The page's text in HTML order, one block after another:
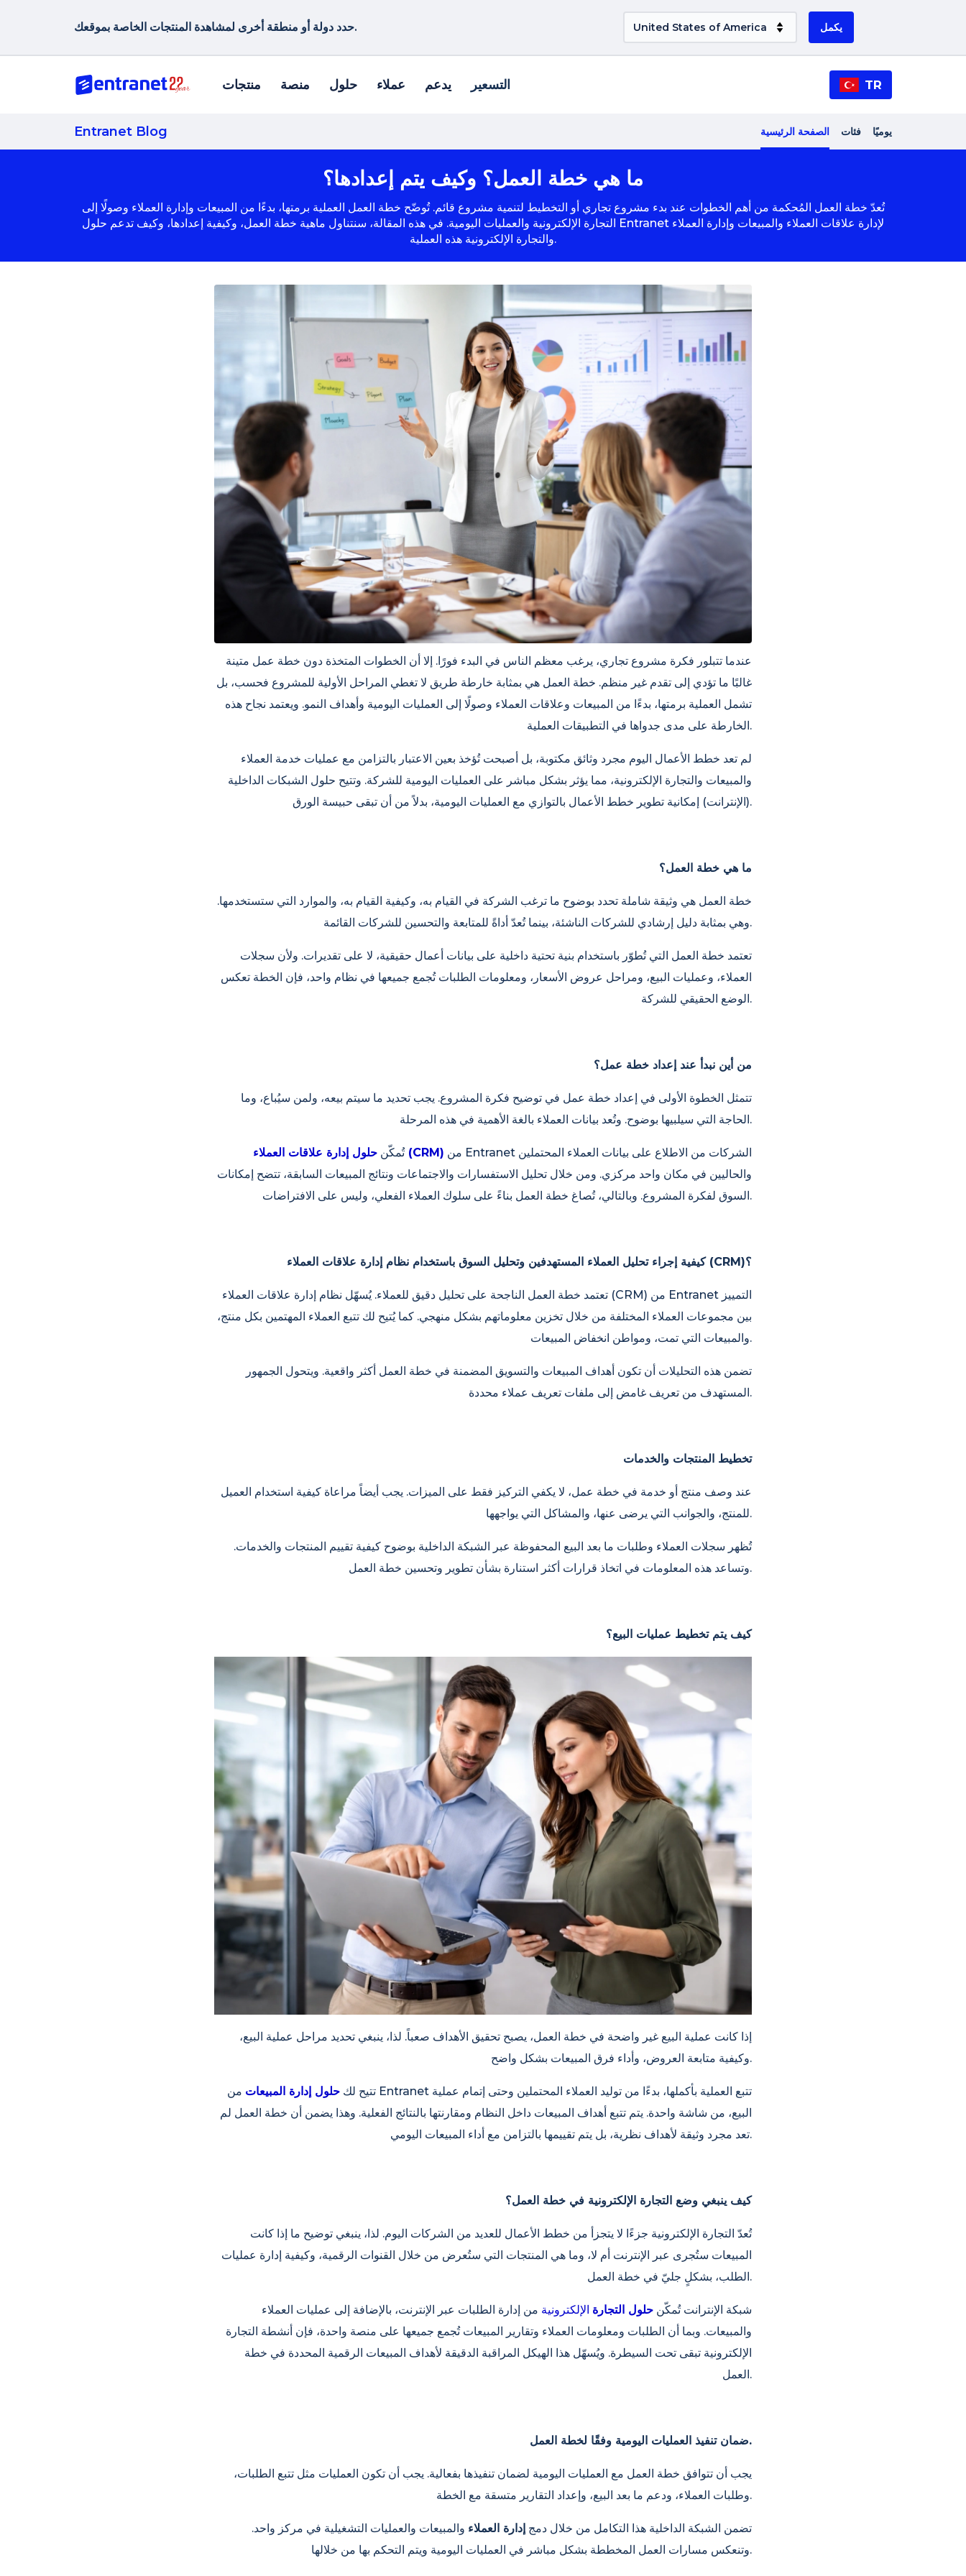
حدد دولة أو منطقة أخرى لمشاهدة المنتجات الخاصة بموقعك. يكمل
منتجات منصة حلول عملاء يدعم التسعير TR
Entranet Blog الصفحة الرئيسية فئات يوميًا
ما هي خطة العمل؟ وكيف يتم إعدادها؟
تُعدّ خطة العمل المُحكمة من أهم الخطوات عند بدء مشروع تجاري أو التخطيط لتنمية مشروع قائم. تُوضّح خطة العمل العملية برمتها، بدءًا من المبيعات وإدارة العملاء وصولًا إلى
التجارة الإلكترونية والعمليات اليومية. في هذه المقالة، سنتناول ماهية خطة العمل، وكيفية إعدادها، وكيف تدعم حلول Entranet لإدارة علاقات العملاء والمبيعات وإدارة العملاء
والتجارة الإلكترونية هذه العملية.
عندما تتبلور فكرة مشروع تجاري، يرغب معظم الناس في البدء فورًا. إلا أن الخطوات المتخذة دون خطة عمل متينة
غالبًا ما تؤدي إلى تقدم غير منظم. خطة العمل هي بمثابة خارطة طريق لا تغطي المراحل الأولية للمشروع فحسب، بل
تشمل العملية برمتها، بدءًا من المبيعات وعلاقات العملاء وصولًا إلى العمليات اليومية وأهداف النمو. ويعتمد نجاح هذه
الخارطة على مدى جدواها في التطبيقات العملية.
لم تعد خطط الأعمال اليوم مجرد وثائق مكتوبة، بل أصبحت تُؤخذ بعين الاعتبار بالتزامن مع عمليات خدمة العملاء
والمبيعات والتجارة الإلكترونية، مما يؤثر بشكل مباشر على العمليات اليومية للشركة. وتتيح حلول الشبكات الداخلية
(الإنترانت) إمكانية تطوير خطط الأعمال بالتوازي مع العمليات اليومية، بدلاً من أن تبقى حبيسة الورق.
ما هي خطة العمل؟
خطة العمل هي وثيقة شاملة تحدد بوضوح ما ترغب الشركة في القيام به، وكيفية القيام به، والموارد التي ستستخدمها.
وهي بمثابة دليل إرشادي للشركات الناشئة، بينما تُعدّ أداةً للمتابعة والتحسين للشركات القائمة.
تعتمد خطة العمل التي تُطوّر باستخدام بنية تحتية داخلية على بيانات أعمال حقيقية، لا على تقديرات. ولأن سجلات
العملاء، وعمليات البيع، ومراحل عروض الأسعار، ومعلومات الطلبات تُجمع جميعها في نظام واحد، فإن الخطة تعكس
الوضع الحقيقي للشركة.
من أين نبدأ عند إعداد خطة عمل؟
تتمثل الخطوة الأولى في إعداد خطة عمل في توضيح فكرة المشروع. يجب تحديد ما سيتم بيعه، ولمن سيُباع، وما
الحاجة التي سيلبيها بوضوح. وتُعد بيانات العملاء بالغة الأهمية في هذه المرحلة.
تُمكّنحلول إدارة علاقات العملاء (CRM)
والحاليين في مكان واحد مركزي. ومن خلال تحليل الاستفسارات والاجتماعات ونتائج المبيعات السابقة، تتضح إمكانات
السوق لفكرة المشروع. وبالتالي، تُصاغ خطة العمل بناءً على سلوك العملاء الفعلي، وليس على الافتراضات.
كيفية إجراء تحليل العملاء المستهدفين وتحليل السوق باستخدام نظام إدارة علاقات العملاء (CRM)؟
تعتمد خطة العمل الناجحة على تحليل دقيق للعملاء. يُسهّل نظام إدارة علاقات العملاء (CRM) من Entranet التمييز
بين مجموعات العملاء المختلفة من خلال تخزين معلوماتهم بشكل منهجي. كما يُتيح لك تتبع العملاء المهتمين بكل منتج،
والمبيعات التي تمت، ومواطن انخفاض المبيعات.
تضمن هذه التحليلات أن تكون أهداف المبيعات والتسويق المضمنة في خطة العمل أكثر واقعية. ويتحول الجمهور
المستهدف من تعريف غامض إلى ملفات تعريف عملاء محددة.
تخطيط المنتجات والخدمات
عند وصف منتج أو خدمة في خطة عمل، لا يكفي التركيز فقط على الميزات. يجب أيضاً مراعاة كيفية استخدام العميل
للمنتج، والجوانب التي يرضى عنها، والمشاكل التي يواجهها.
تُظهر سجلات العملاء وطلبات ما بعد البيع المحفوظة عبر الشبكة الداخلية بوضوح كيفية تقييم المنتجات والخدمات.
وتساعد هذه المعلومات في اتخاذ قرارات أكثر استنارة بشأن تطوير وتحسين خطة العمل.
كيف يتم تخطيط عمليات البيع؟
إذا كانت عملية البيع غير واضحة في خطة العمل، يصبح تحقيق الأهداف صعباً. لذا، ينبغي تحديد مراحل عملية البيع،
وكيفية متابعة العروض، وأداء فرق المبيعات بشكل واضح.
تتيح لك حلول إدارة المبيعات من Entranet تتبع العملية بأكملها، بدءًا من توليد العملاء المحتملين وحتى إتمام عملية
البيع، من شاشة واحدة. يتم تتبع أهداف المبيعات داخل النظام ومقارنتها بالنتائج الفعلية. وهذا يضمن أن خطة العمل لم
تعد مجرد وثيقة لأهداف نظرية، بل يتم تقييمها بالتزامن مع أداء المبيعات اليومي.
كيف ينبغي وضع التجارة الإلكترونية في خطة العمل؟
تُعدّ التجارة الإلكترونية جزءًا لا يتجزأ من خطط الأعمال للعديد من الشركات اليوم. لذا، ينبغي توضيح ما إذا كانت
المبيعات ستُجرى عبر الإنترنت أم لا، وما هي المنتجات التي ستُعرض من خلال القنوات الرقمية، وكيفية إدارة عمليات
الطلب، بشكلٍ جليّ في خطة العمل.
شبكة الإنترانت تُمكّن حلول التجارة الإلكترونية من إدارة الطلبات عبر الإنترنت، بالإضافة إلى عمليات العملاء
والمبيعات. وبما أن الطلبات ومعلومات العملاء وتقارير المبيعات تُجمع جميعها على منصة واحدة، فإن أنشطة التجارة
الإلكترونية تبقى تحت السيطرة. ويُسهّل هذا الهيكل المراقبة الدقيقة لأهداف المبيعات الرقمية المحددة في خطة
العمل.
ضمان تنفيذ العمليات اليومية وفقًا لخطة العمل.
يجب أن تتوافق خطة العمل مع العمليات اليومية لضمان تنفيذها بفعالية. يجب أن تكون العمليات مثل تتبع الطلبات،
وطلبات العملاء، ودعم ما بعد البيع، وإعداد التقارير متسقة مع الخطة.
تضمن الشبكة الداخلية هذا التكامل من خلال دمج إدارة العملاء والمبيعات والعمليات التشغيلية في مركز واحد.
وتنعكس مسارات العمل المخططة بشكل مباشر في العمليات اليومية ويتم التحكم بها من خلالها.